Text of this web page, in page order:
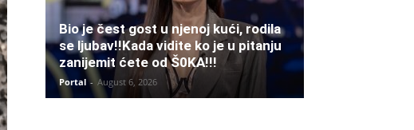
Bio je čest gost u njenoj kući, rodila
se ljubav!!Kada vidite ko je u pitanju
zanijemit ćete od Š0KA!!!
Portal - August 6, 2026